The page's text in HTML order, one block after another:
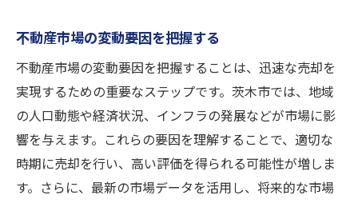
不動産市場の変動要因を把握する
不動産市場の変動要因を把握することは、迅速な売却を
実現するための重要なステップです。茨木市では、地域
の人口動態や経済状況、インフラの発展などが市場に影
響を与えます。これらの要因を理解することで、適切な
時期に売却を行い、高い評価を得られる可能性が増しま
す。さらに、最新の市場データを活用し、将来的な市場